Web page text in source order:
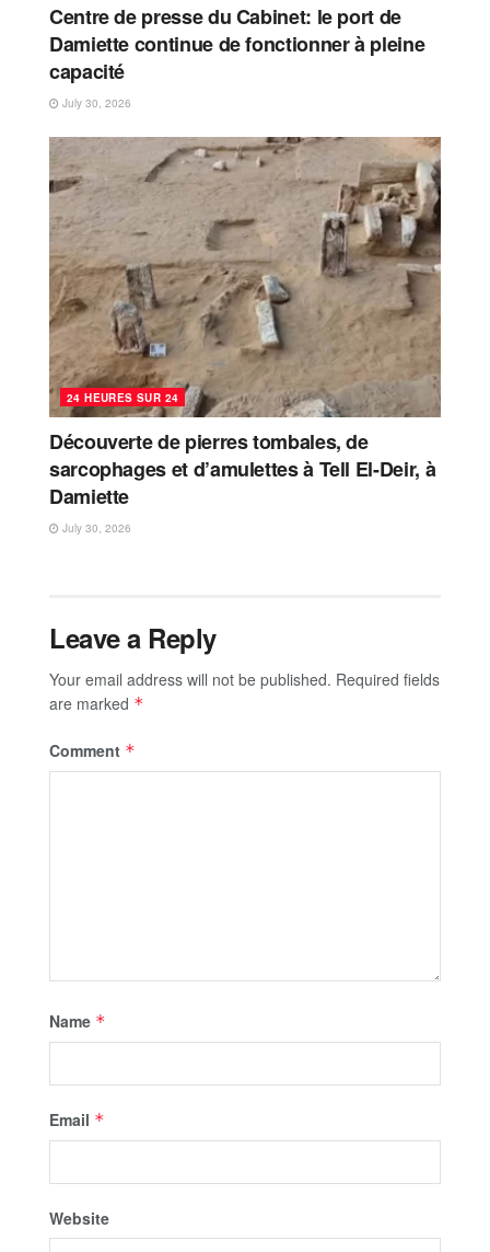
Centre de presse du Cabinet: le port de
Damiette continue de fonctionner à pleine
capacité
July 30, 2026
24 HEURES SUR 24
Découverte de pierres tombales, de
sarcophages et d’amulettes à Tell El-Deir, à
Damiette
July 30, 2026
Leave a Reply
Your email address will not be published. Required fields
are marked *
Comment *
Name *
Email *
Website